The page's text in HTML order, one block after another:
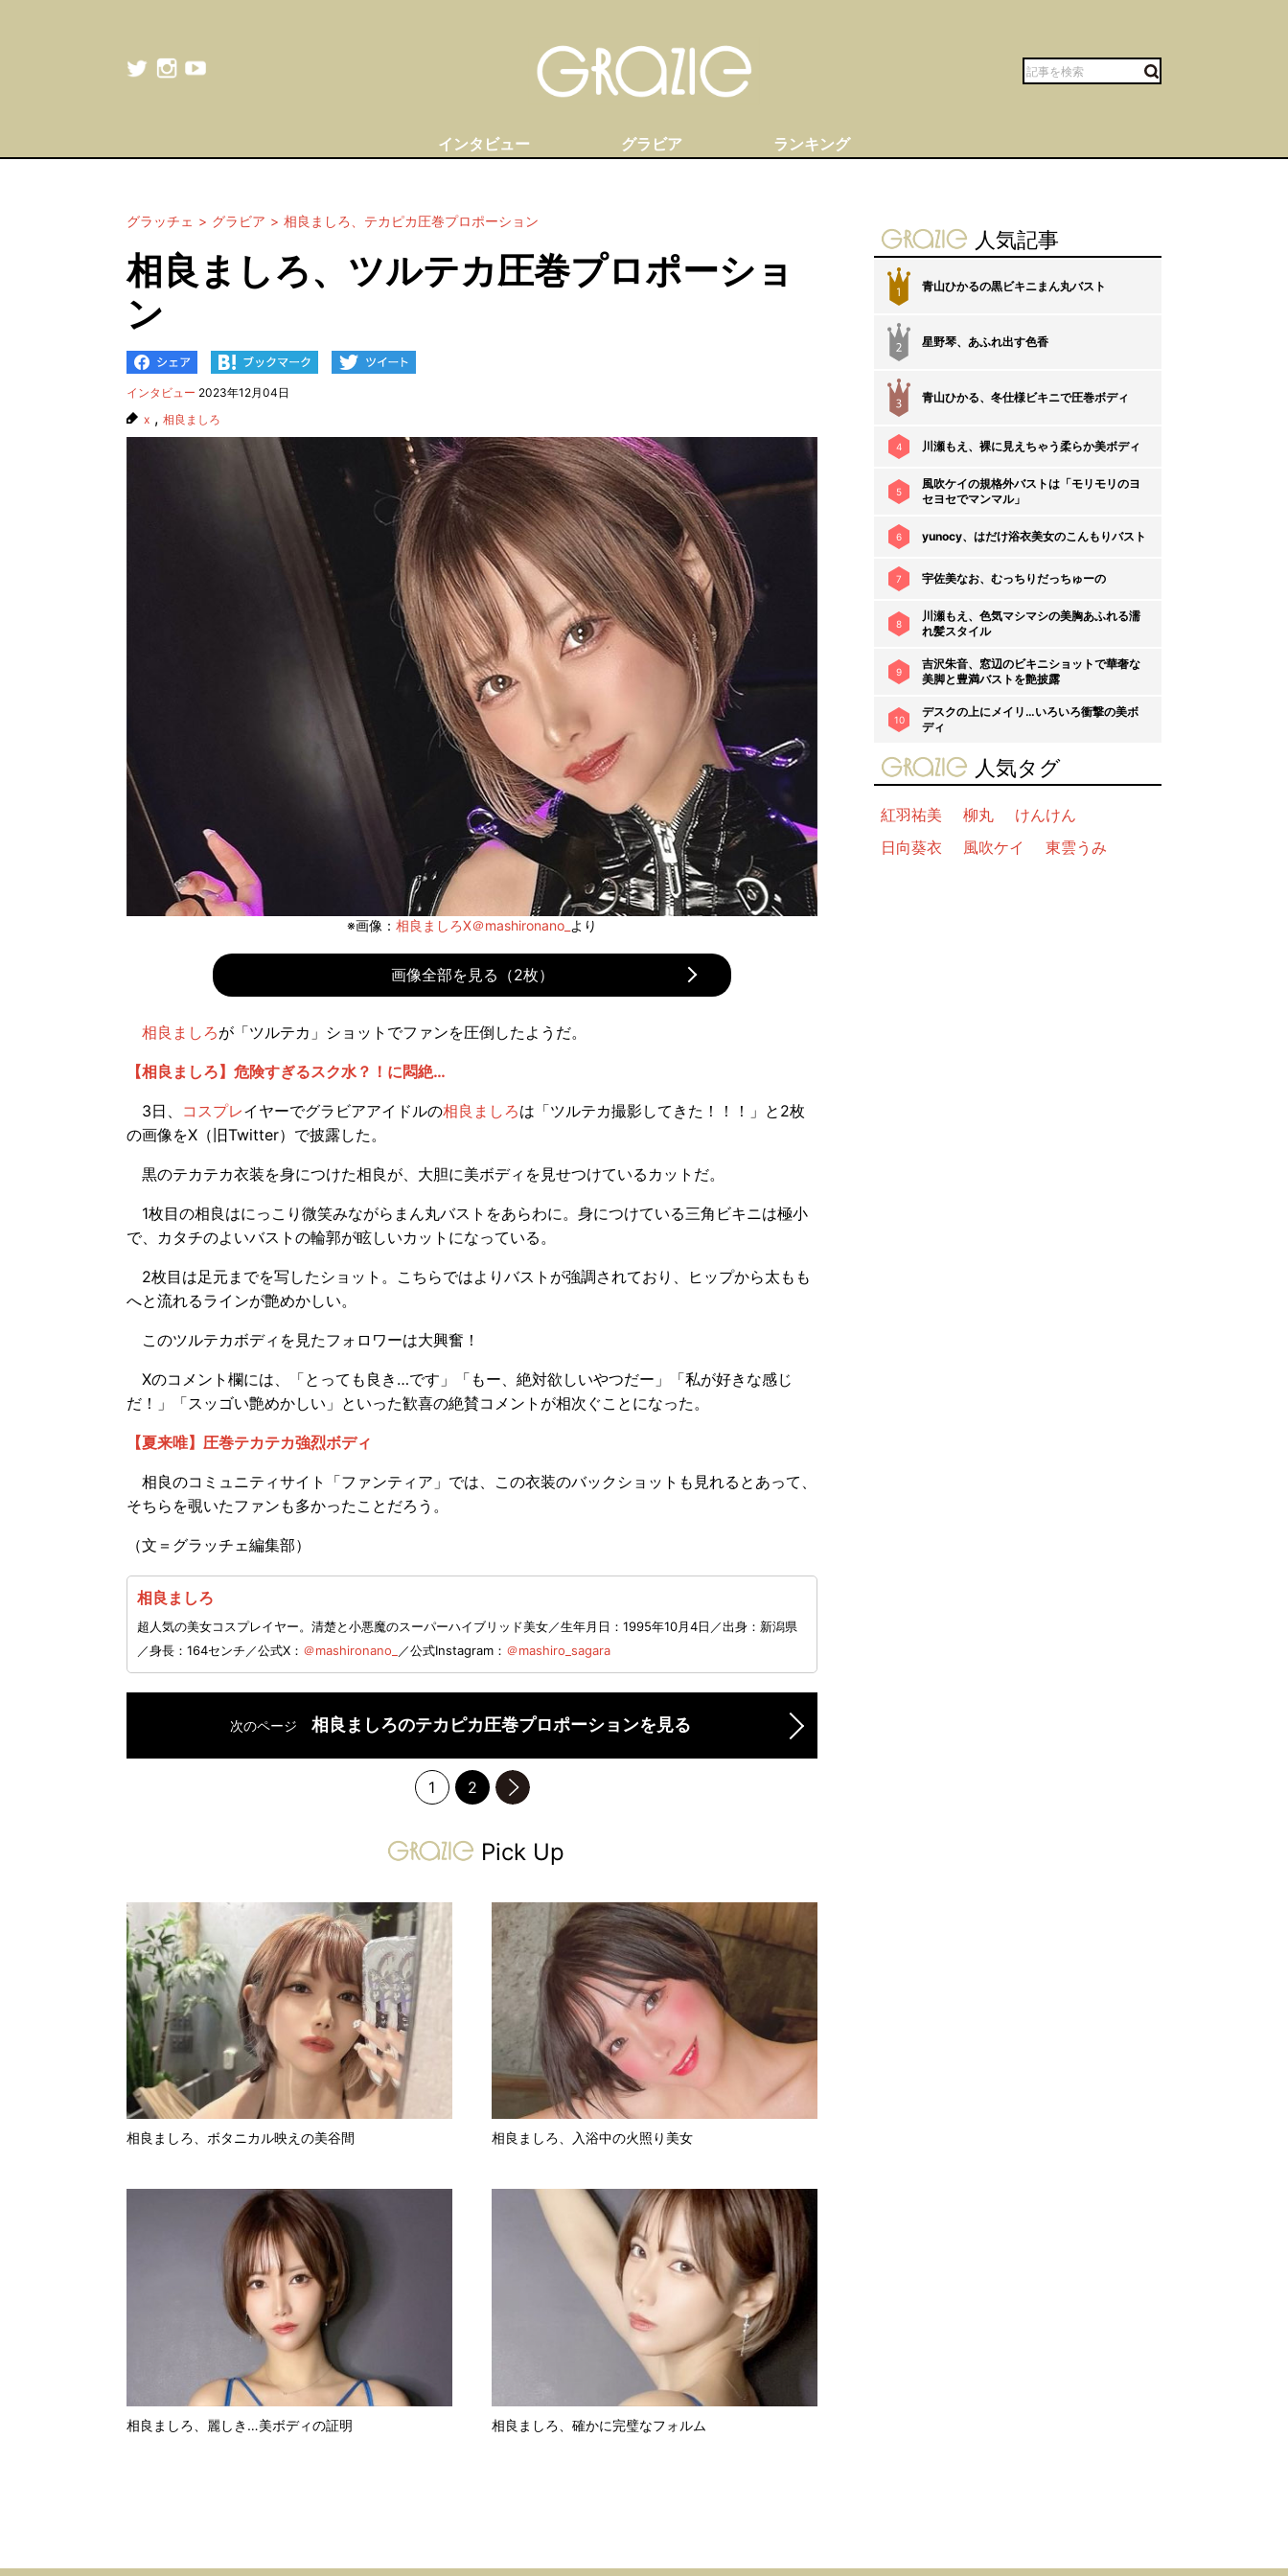
インタビュー グラビア ランキング
グラッチェ グラビア 相良ましろ、テカピカ圧巻プロポーション
相良ましろ、ツルテカ圧巻プロポーショ
ン
インタビュー 2023年12月04日
x , 相良ましろ
※画像： 相良ましろX＠mashironano_ より
画像全部を見る（2枚）
相良ましろが「ツルテカ」ショットでファンを圧倒したようだ。
【相良ましろ】危険すぎるスク水？！に悶絶…
3日、 コスプレイヤーでグラビアアイドルの相良ましろは「ツルテカ撮影してきた！！！」と2枚
の画像をX（旧Twitter）で披露した。
黒のテカテカ衣装を身につけた相良が、大胆に美ボディを見せつけているカットだ。
1枚目の相良はにっこり微笑みながらまん丸バストをあらわに。身につけている三角ビキニは極小
で、カタチのよいバストの輪郭が眩しいカットになっている。
2枚目は足元までを写したショット。こちらではよりバストが強調されており、ヒップから太もも
へと流れるラインが艶めかしい。
このツルテカボディを見たフォロワーは大興奮！
Xのコメント欄には、「とっても良き…です」「もー、絶対欲しいやつだー」「私が好きな感じ
だ！」「スッゴい艶めかしい」といった歓喜の絶賛コメントが相次ぐことになった。
【夏来唯】圧巻テカテカ強烈ボディ
相良のコミュニティサイト「ファンティア」では、この衣装のバックショットも見れるとあって、
そちらを覗いたファンも多かったことだろう。
（文＝グラッチェ編集部）
相良ましろ
超人気の美女コスプレイヤー。清楚と小悪魔のスーパーハイブリッド美女／生年月日：1995年10月4日／出身：新潟県
／身長：164センチ／公式X： ＠mashironano_ ／公式Instagram： ＠mashiro_sagara
次のページ 相良ましろのテカピカ圧巻プロポーションを見る
1 2
次のページへ
gravure-grazie
Pick Up
相良ましろ、ボタニカル映えの美谷間 相良ましろ、入浴中の火照り美女
相良ましろ、麗しき…美ボディの証明 相良ましろ、確かに完璧なフォルム
gravure-grazie
人気記事
1 青山ひかるの黒ビキニまん丸バスト
星野琴、あふれ出す色香
青山ひかる、冬仕様ビキニで圧巻ボディ
4 川瀬もえ、裸に見えちゃう柔らか美ボディ
5
風吹ケイの規格外バストは「モリモリのヨ
セヨセでマンマル」
6 yunocy、はだけ浴衣美女のこんもりバスト
7 宇佐美なお、むっちりだっちゅーの
8
川瀬もえ、色気マシマシの美胸あふれる濡
れ髪スタイル
9
吉沢朱音、窓辺のビキニショットで華奢な
美脚と豊満バストを艶披露
10
デスクの上にメイリ…いろいろ衝撃の美ボ
ディ
gravure-grazie
人気タグ
紅羽祐美 柳丸
けんけん
日向葵衣
風吹ケイ 東雲うみ